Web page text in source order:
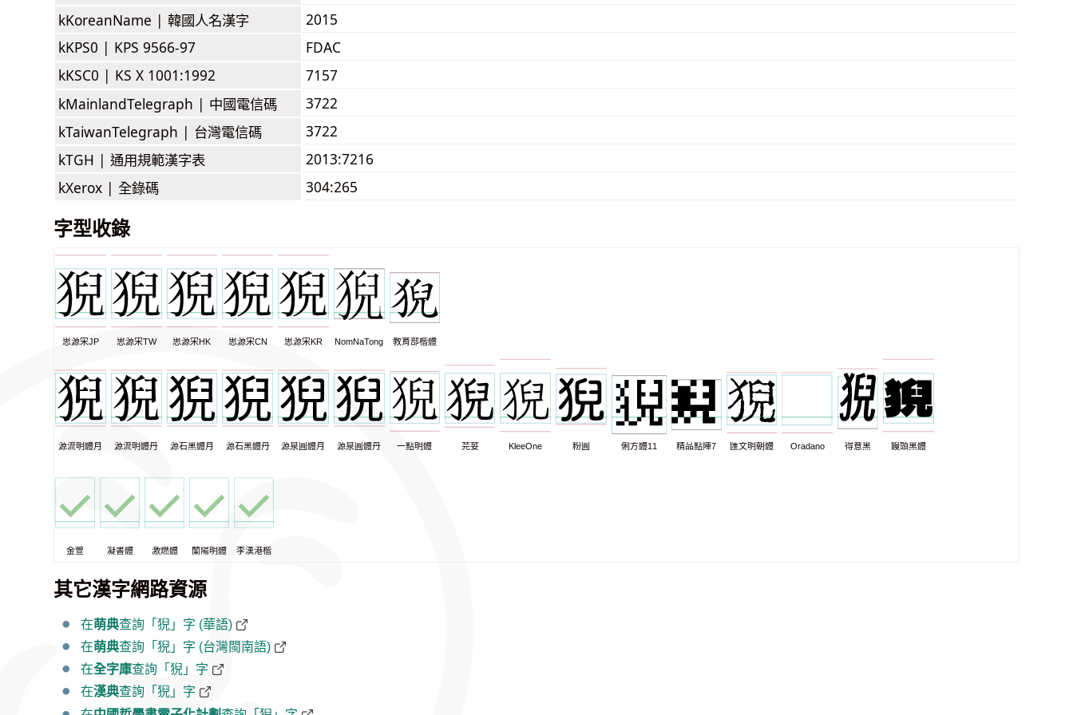
kKoreanName | 韓國人名漢字
2015
kKPS0 | KPS 9566-97
FDAC
kKSC0 | KS X 1001:1992
7157
kMainlandTelegraph | 中國電信碼
3722
kTaiwanTelegraph | 台灣電信碼
3722
kTGH | 通用規範漢字表
2013:7216
kXerox | 全錄碼 304:265
字型收錄
思源宋JP 思源宋TW 思源宋HK 思源宋CN 思源宋KR NomNaTong 教育部楷體
源流明體月 源流明體丹 源石黑體月 源石黑體丹 源泉圓體月 源泉圓體丹 一點明體 芫荽 KleeOne 粉圓 俐方體11 精品點陣7 匯文明朝體 Oradano 得意黑 饅頭黑體
金萱 凝書體 激燃體 蘭陽明體 李漢港楷
其它漢字網路資源
在萌典查詢「猊」字 (華語)
在萌典查詢「猊」字 (台灣閩南語)
在全字庫查詢「猊」字
在漢典查詢「猊」字